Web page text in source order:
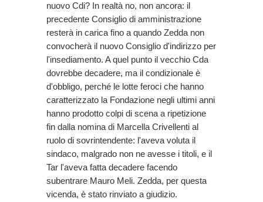
nuovo Cdi? In realtà no, non ancora: il
precedente Consiglio di amministrazione
resterà in carica fino a quando Zedda non
convocherà il nuovo Consiglio d'indirizzo per
l'insediamento. A quel punto il vecchio Cda
dovrebbe decadere, ma il condizionale è
d'obbligo, perché le lotte feroci che hanno
caratterizzato la Fondazione negli ultimi anni
hanno prodotto colpi di scena a ripetizione
fin dalla nomina di Marcella Crivellenti al
ruolo di sovrintendente: l'aveva voluta il
sindaco, malgrado non ne avesse i titoli, e il
Tar l'aveva fatta decadere facendo
subentrare Mauro Meli. Zedda, per questa
vicenda, è stato rinviato a giudizio.